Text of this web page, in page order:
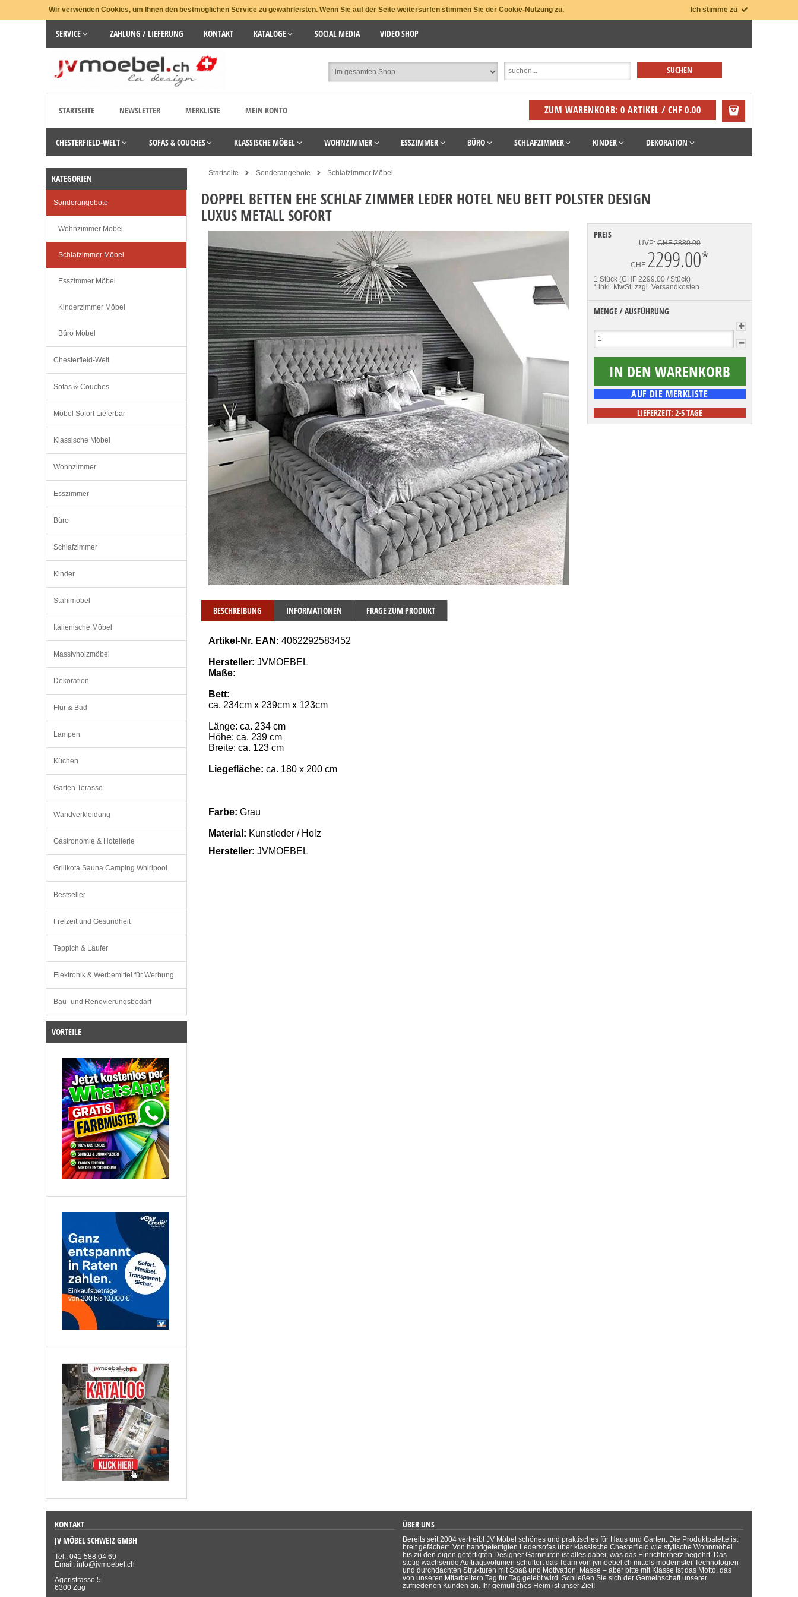
Wir verwenden Cookies, um Ihnen den bestmöglichen Service zu gewährleisten. Wenn Sie auf der Seite weitersurfen stimmen Sie der Cookie-Nutzung zu. Ich stimme zu
SERVICE ZAHLUNG / LIEFERUNG KONTAKT KATALOGE SOCIAL MEDIA VIDEO SHOP
STARTSEITE NEWSLETTER MERKLISTE MEIN KONTO ZUM WARENKORB: 0 ARTIKEL / CHF 0.00
CHESTERFIELD-WELT SOFAS & COUCHES KLASSISCHE MÖBEL WOHNZIMMER ESSZIMMER BÜRO SCHLAFZIMMER KINDER DEKORATION
Startseite Sonderangebote Schlafzimmer Möbel
DOPPEL BETTEN EHE SCHLAF ZIMMER LEDER HOTEL NEU BETT POLSTER DESIGN
LUXUS METALL SOFORT
PREIS
UVP:CHF 2880.00
CHF 2299.00*
1 Stück (CHF 2299.00 / Stück)
* inkl. MwSt. zzgl. Versandkosten
MENGE / AUSFÜHRUNG
LIEFERZEIT: 2-5 TAGE
BESCHREIBUNG INFORMATIONEN FRAGE ZUM PRODUKT
Artikel-Nr. EAN: 4062292583452
Hersteller: JVMOEBEL
Maße:
Bett:
ca. 234cm x 239cm x 123cm
Länge: ca. 234 cm
Höhe: ca. 239 cm
Breite: ca. 123 cm
Liegefläche: ca. 180 x 200 cm
Farbe: Grau
Material: Kunstleder / Holz
Hersteller: JVMOEBEL
KATEGORIEN
Sonderangebote
Wohnzimmer Möbel
Schlafzimmer Möbel
Esszimmer Möbel
Kinderzimmer Möbel
Büro Möbel
Chesterfield-Welt
Sofas & Couches
Möbel Sofort Lieferbar
Klassische Möbel
Wohnzimmer
Esszimmer
Büro
Schlafzimmer
Kinder
Stahlmöbel
Italienische Möbel
Massivholzmöbel
Dekoration
Flur & Bad
Lampen
Küchen
Garten Terasse
Wandverkleidung
Gastronomie & Hotellerie
Grillkota Sauna Camping Whirlpool
Bestseller
Freizeit und Gesundheit
Teppich & Läufer
Elektronik & Werbemittel für Werbung
Bau- und Renovierungsbedarf
VORTEILE
KONTAKT
JV MÖBEL SCHWEIZ GMBH
Tel.: 041 588 04 69
Email: info@jvmoebel.ch
Ägeristrasse 5
6300 Zug
ÜBER UNS
Bereits seit 2004 vertreibt JV Möbel schönes und praktisches für Haus und Garten. Die Produktpalette ist
breit gefächert. Von handgefertigten Ledersofas über klassische Chesterfield wie stylische Wohnmöbel
bis zu den eigen gefertigten Designer Garnituren ist alles dabei, was das Einrichterherz begehrt. Das
stetig wachsende Auftragsvolumen schultert das Team von jvmoebel.ch mittels modernster Technologien
und durchdachten Strukturen mit Spaß und Motivation. Masse – aber bitte mit Klasse ist das Motto, das
von unseren Mitarbeitern Tag für Tag gelebt wird. Schließen Sie sich der Gemeinschaft unserer
zufriedenen Kunden an. Ihr gemütliches Heim ist unser Ziel!